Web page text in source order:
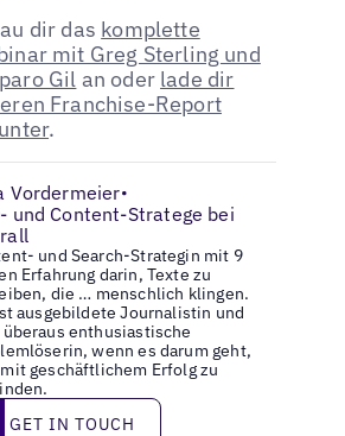
dir das komplette
mit Greg Sterling und
Gil an oder lade dir
Franchise-Report
.
Vordermeier•
und Content-Stratege bei
und Search-Strategin mit 9
Erfahrung darin, Texte zu
die … menschlich klingen.
ausgebildete Journalistin und
enthusiastische
wenn es darum geht,
mit geschäftlichem Erfolg zu
touch
GET IN TOUCH